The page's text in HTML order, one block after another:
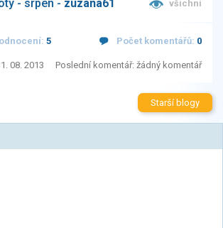
- srpen - zuzana61 všichni
5 Počet komentářů: 0
08. 2013 Poslední komentář: žádný komentář
Starší blogy